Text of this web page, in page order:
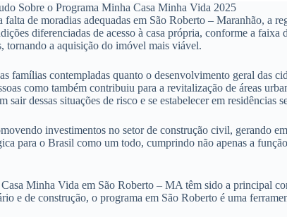
Sobre o Programa Minha Casa Minha Vida 2025
de moradias adequadas em São Roberto – Maranhão, a
diferenciadas de acesso à casa própria, conforme a
tornando a aquisição do imóvel mais viável.
contempladas quanto o desenvolvimento geral das
como também contribuiu para a revitalização de áreas
dessas situações de risco e se estabelecer em
investimentos no setor de construção civil, gerando
para o Brasil como um todo, cumprindo não apenas a
Minha Vida em São Roberto – MA têm sido a principal
e de construção, o programa em São Roberto é uma